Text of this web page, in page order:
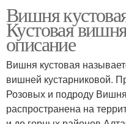
Вишня
Кустовая
описание
Вишня кустовая
вишней кустарниковой.
Розовых и подроду
распространена на